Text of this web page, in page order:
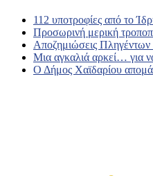
112 υποτροφίες από το
Προσωρινή μερική
Αποζημιώσεις
Μια αγκαλιά αρκεί… για
Ο Δήμος Χαϊδαρίου